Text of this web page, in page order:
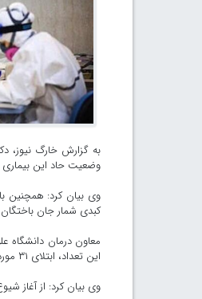
وضعیت حاد این بیماری
کبدی شمار جان باختگان بر اثر
این تعداد، ابتلای ۳۱ مورد به کرونا مثبت، قطعی بوده است.
وی بیان کرد: از آغاز شیوع کرونا تاکنون یکصد